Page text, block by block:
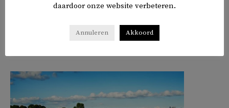
Delen 𝕏 f in
daardoor onze website verbeteren.
Annuleren Akkoord